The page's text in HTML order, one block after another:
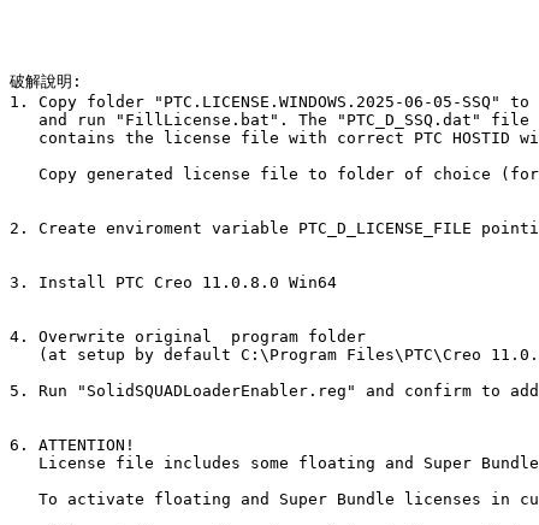
破解說明:
1. Copy folder "PTC.LICENSE.WINDOWS.2025-06-05-SSQ"
and run "FillLicense.bat". The "PTC_D_SSQ.dat"
contains the license file with correct PTC HOSTID
Copy generated license file to folder of choice
2. Create enviroment variable PTC_D_LICENSE_FILE
3. Install PTC Creo 11.0.8.0 Win64
4. Overwrite original
program folder
(at setup by default C:\Program Files\PTC\Creo
5. Run "SolidSQUADLoaderEnabler.reg" and confirm to
6. ATTENTION!
License file includes some floating and Super
To activate floating and Super Bundle licenses in